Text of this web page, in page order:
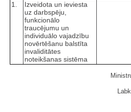
1.
Izveidota un ieviesta
uz darbspēju,
funkcionālo
traucējumu un
individuālo vajadzību
novērtēšanu balstīta
invaliditātes
noteikšanas sistēma